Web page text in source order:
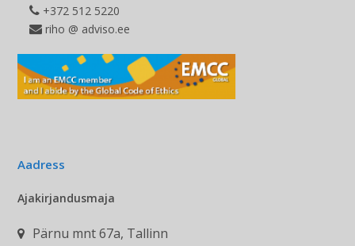
+372 512 5220
riho @ adviso.ee
Aadress
Ajakirjandusmaja
Pärnu mnt 67a, Tallinn